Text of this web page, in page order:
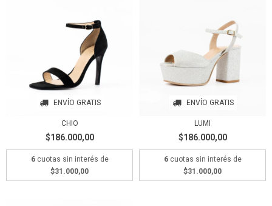
ENVÍO GRATIS
CHIO
$186.000,00
6 cuotas sin interés de
$31.000,00
ENVÍO GRATIS
LUMI
$186.000,00
6 cuotas sin interés de
$31.000,00